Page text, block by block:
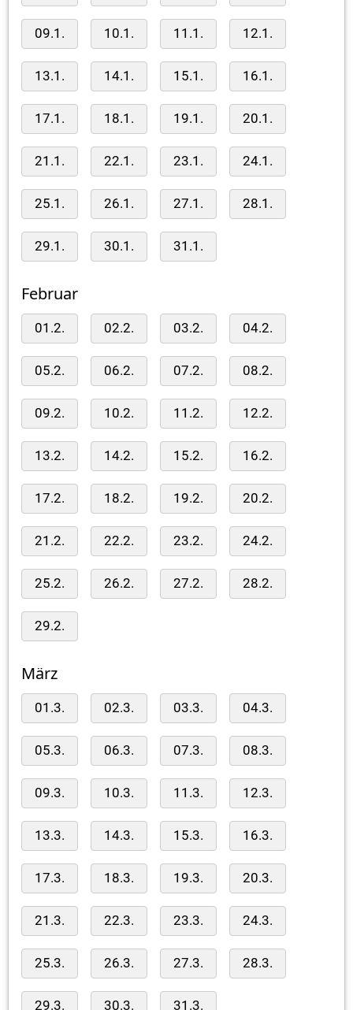
09.1. 10.1. 11.1. 12.1.
13.1. 14.1. 15.1. 16.1.
17.1. 18.1. 19.1. 20.1.
21.1. 22.1. 23.1. 24.1.
25.1. 26.1. 27.1. 28.1.
29.1. 30.1. 31.1.
Februar
01.2. 02.2. 03.2. 04.2.
05.2. 06.2. 07.2. 08.2.
09.2. 10.2. 11.2. 12.2.
13.2. 14.2. 15.2. 16.2.
17.2. 18.2. 19.2. 20.2.
21.2. 22.2. 23.2. 24.2.
25.2. 26.2. 27.2. 28.2.
29.2.
März
01.3. 02.3. 03.3. 04.3.
05.3. 06.3. 07.3. 08.3.
09.3. 10.3. 11.3. 12.3.
13.3. 14.3. 15.3. 16.3.
17.3. 18.3. 19.3. 20.3.
21.3. 22.3. 23.3. 24.3.
25.3. 26.3. 27.3. 28.3.
29.3. 30.3. 31.3.